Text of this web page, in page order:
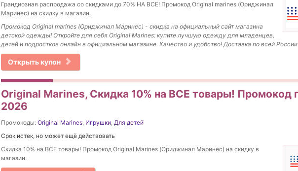
Грандиозная распродажа со скидками до 70% НА ВСЕ! Промокод Original marines (Ориджинал
Маринес) на скидку в магазин.
Промокод Original marines (Ориджинал Маринес) - скидка на официальный сайт магазина
детской одежды! Откройте для себя Original Marines: купите лучшую одежду для младенцев,
детей и подростков онлайн в официальном магазине. Качество и удобство! Доставка по всей
Открыть купон
Original Marines, Скидка 10% на ВСЕ товары! Промокод
2026
Промокоды: Original Marines, Игрушки, Для детей
Срок истек, но может ещё действовать
Скидка 10% на ВСЕ товары! Промокод Original Marines (Ориджинал Маринес) на скидку в
магазин.